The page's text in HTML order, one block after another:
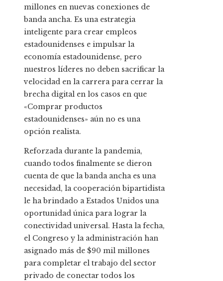
millones en nuevas conexiones de
banda ancha. Es una estrategia
inteligente para crear empleos
estadounidenses e impulsar la
economía estadounidense, pero
nuestros líderes no deben sacrificar la
velocidad en la carrera para cerrar la
brecha digital en los casos en que
«Comprar productos
estadounidenses» aún no es una
opción realista.
Reforzada durante la pandemia,
cuando todos finalmente se dieron
cuenta de que la banda ancha es una
necesidad, la cooperación bipartidista
le ha brindado a Estados Unidos una
oportunidad única para lograr la
conectividad universal. Hasta la fecha,
el Congreso y la administración han
asignado más de $90 mil millones
para completar el trabajo del sector
privado de conectar todos los